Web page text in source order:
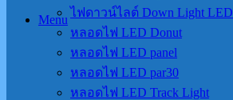
Menu
ไฟดาวน์ไลต์ Down Light LED
หลอดไฟ LED Donut
หลอดไฟ LED panel
หลอดไฟ LED par30
หลอดไฟ LED Track Light